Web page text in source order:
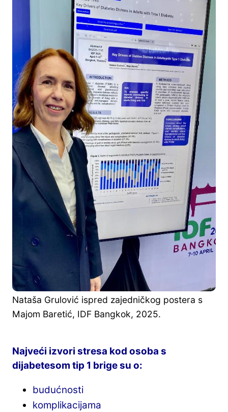
Nataša Grulović ispred zajedničkog postera s
Majom Baretić, IDF Bangkok, 2025.
Najveći izvori stresa kod osoba s
dijabetesom tip 1 brige su o:
budućnosti
komplikacijama